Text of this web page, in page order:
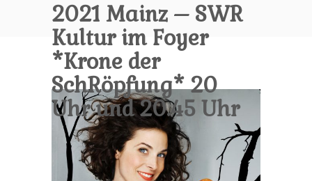
2021 Mainz – SWR
Kultur im Foyer
*Krone der
SchRöpfung* 20
Uhr und 20.45 Uhr